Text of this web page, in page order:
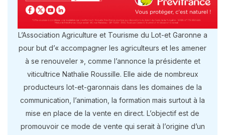
L’Association Agriculture et Tourisme du Lot-et Garonne a
pour but d’« accompagner les agriculteurs et les amener
à se renouveler », comme l’annonce la présidente et
viticultrice Nathalie Roussille. Elle aide de nombreux
producteurs lot-et-garonnais dans les domaines de la
communication, l’animation, la formation mais surtout à la
mise en place de la vente en direct. L’objectif est de
promouvoir ce mode de vente qui serait à l’origine d’un